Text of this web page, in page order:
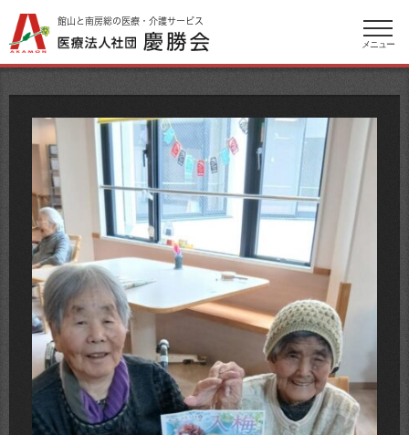
館山と南房総の医療・介護サービス
メニュー